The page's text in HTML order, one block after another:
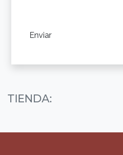
TIENDA: